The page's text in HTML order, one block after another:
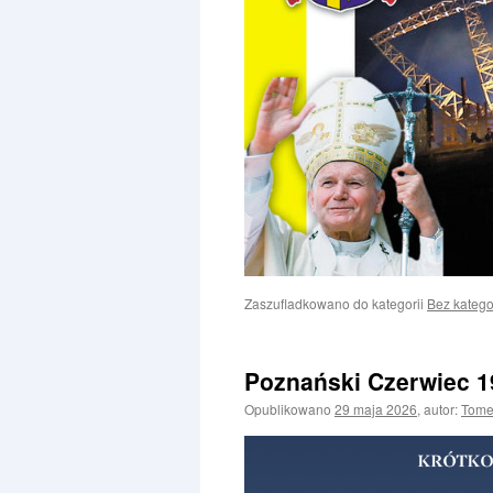
Zaszufladkowano do kategorii Bez
Poznański Czerwiec
Opublikowano 29 maja 2026, autor: